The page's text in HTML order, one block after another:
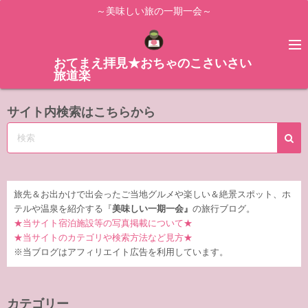
ス
ッ
～美味しい旅の一期一会～
おてまえ拝見★おちゃのこさいさい
旅道楽
サイト内検索はこちらから
旅先＆お出かけで出会ったご当地グルメや楽しい＆絶景スポット、ホ
テルや温泉を紹介する『 美味しい一期一会』 の旅行ブログ。
★当サイト宿泊施設等の写真掲載について★
★当サイトのカテゴリや検索方法など見方★
※当ブログはアフィリエイト広告を利用しています。
カテゴリー